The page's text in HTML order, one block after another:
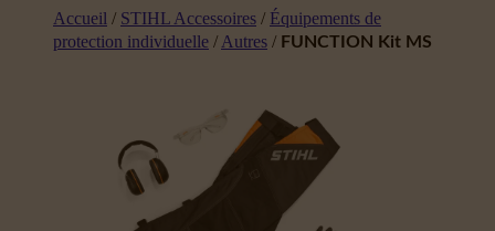
Accueil / STIHL Accessoires / Équipements de
protection individuelle / Autres / FUNCTION Kit MS